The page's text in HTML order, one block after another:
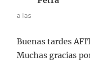
a las
Buenas tardes
Muchas gracias